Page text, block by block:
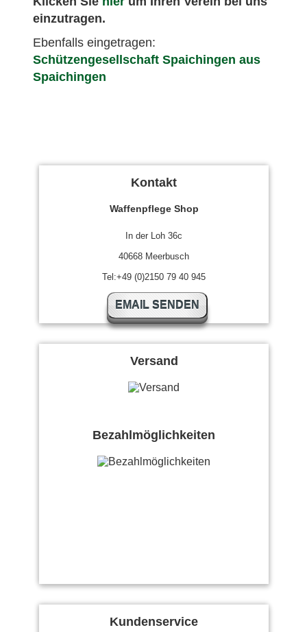
einzutragen.
Ebenfalls eingetragen:
Schützengesellschaft Spaichingen aus
Spaichingen
Kontakt
Waffenpflege Shop
In der Loh 36c
40668 Meerbusch
Tel:+49 (0)2150 79 40 945
EMAIL SENDEN
Versand
Bezahlmöglichkeiten
Kundenservice